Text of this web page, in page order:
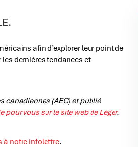
afin d’explorer leur point de
les dernières tendances et
canadiennes (AEC) et publié
pour vous sur le site web de Léger.
à notre infolettre.